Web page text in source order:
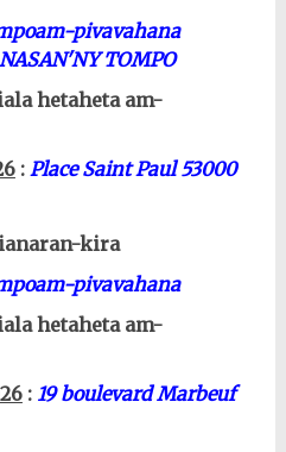
pivavahana
TOMPO
hetaheta am-
: Place Saint Paul 53000
kira
pivavahana
hetaheta am-
: 19 boulevard Marbeuf